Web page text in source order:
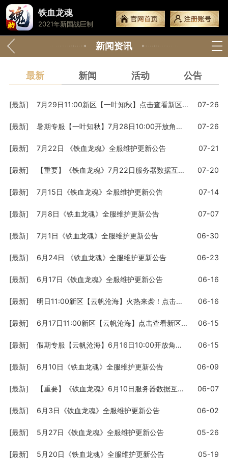
铁血龙魂
2021年新国战巨制
新闻资讯
最新 新闻 活动 公告
[最新] 7月29日11:00新区【一叶知秋】点击查看新区福利活动 07-26
[最新] 暑期专服【一叶知秋】7月28日10:00开放角色预创建 07-26
[最新] 7月22日 《铁血龙魂》全服维护更新公告 07-21
[最新] 【重要】《铁血龙魂》7月22日服务器数据互通公告 07-20
[最新] 7月15日《铁血龙魂》全服维护更新公告 07-14
[最新] 7月8日《铁血龙魂》全服维护更新公告 07-07
[最新] 7月1日《铁血龙魂》全服维护更新公告 06-30
[最新] 6月24日 《铁血龙魂》全服维护更新公告 06-23
[最新] 6月17日《铁血龙魂》全服维护更新公告 06-16
[最新] 明日11:00新区【云帆沧海】火热来袭！点击查看详情 06-16
[最新] 6月17日11:00新区【云帆沧海】点击查看新区福利活动 06-15
[最新] 假期专服【云帆沧海】6月16日10:00开放角色预创建 06-15
[最新] 6月10日《铁血龙魂》全服维护更新公告 06-09
[最新] 【重要】《铁血龙魂》6月10日服务器数据互通公告 06-07
[最新] 6月3日《铁血龙魂》全服维护更新公告 06-02
[最新] 5月27日《铁血龙魂》全服维护更新公告 05-26
[最新] 5月20日《铁血龙魂》全服维护更新公告 05-19